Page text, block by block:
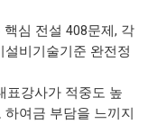
심 전설 408문제, 각
비기술기준 완전정
표강사가 적중도 높
여금 부담을 느끼지